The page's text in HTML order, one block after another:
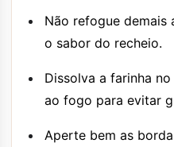
Não refogue demais
o sabor do recheio.
Dissolva a farinha
ao fogo para evitar
Aperte bem as